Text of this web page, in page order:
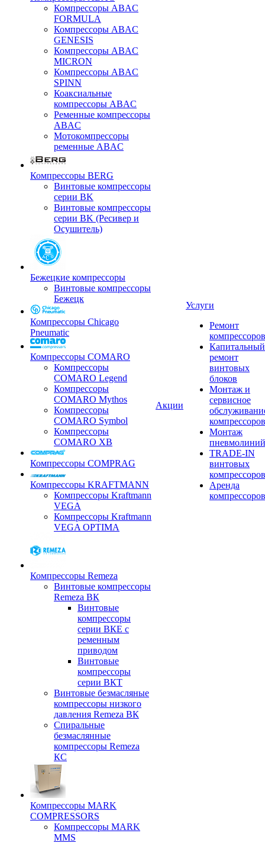
Компрессоры ABAC
FORMULA
Компрессоры ABAC
GENESIS
Компрессоры ABAC
MICRON
Компрессоры ABAC
SPINN
Коаксиальные
компрессоры ABAC
Ременные компрессоры
ABAC
Мотокомпрессоры
ременные ABAC
Компрессоры BERG
Винтовые компрессоры
серии BK
Винтовые компрессоры
серии BK (Ресивер и
Осушитель)
Бежецкие компрессоры
Винтовые компрессоры
Бежецк
Компрессоры Chicago
Pneumatic
Компрессоры COMARO
Компрессоры
COMARO Legend
Компрессоры
COMARO Mythos
Компрессоры
COMARO Symbol
Компрессоры
COMARO XB
Компрессоры COMPRAG
Компрессоры KRAFTMANN
Компрессоры Kraftmann
VEGA
Компрессоры Kraftmann
VEGA OPTIMA
Компрессоры Remeza
Винтовые компрессоры
Remeza ВК
Винтовые
компрессоры
серии ВКЕ с
ременным
приводом
Винтовые
компрессоры
серии ВКТ
Винтовые безмасляные
компрессоры низкого
давления Remeza ВК
Спиральные
безмаслянные
компрессоры Remeza
КС
Компрессоры MARK
COMPRESSORS
Компрессоры MARK
MMS
Акции
Услуги
Ремонт
компрессоров
Капитальный
ремонт
винтовых
блоков
Монтаж и
сервисное
компрессоров
Монтаж
пневмолиний
TRADE-IN
винтовых
компрессоров
Аренда
компрессоров